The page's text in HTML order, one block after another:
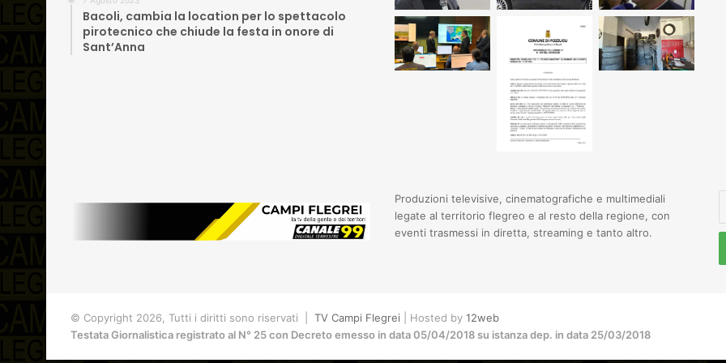
Bacoli, cambia la location per lo spettacolo
pirotecnico che chiude la festa in onore di
Sant’Anna
Produzioni televisive, cinematografiche e multimediali
legate al territorio flegreo e al resto della regione, con
eventi trasmessi in diretta, streaming e tanto altro.
© Copyright 2026, Tutti i diritti sono riservati | TV Campi Flegrei | Hosted by 12web
Testata Giornalistica registrato al N° 25 con Decreto emesso in data 05/04/2018 su istanza dep. in data 25/03/2018